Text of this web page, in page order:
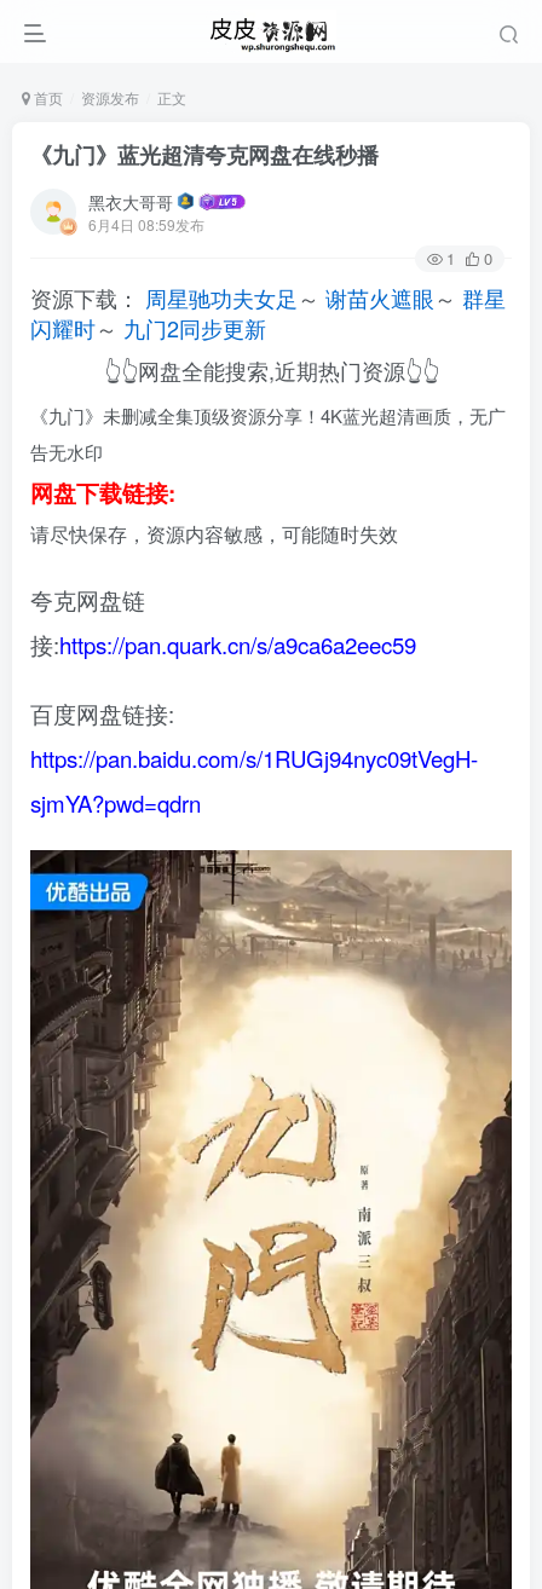
首页 资源发布 正文
《九门》蓝光超清夸克网盘在线秒播
黑衣大哥哥
6月4日 08:59发布
1 0
资源下载： 周星驰功夫女足 ～ 谢苗火遮眼～ 群星
闪耀时～ 九门2同步更新
👆👆网盘全能搜索,近期热门资源👆👆
《九门》未删减全集顶级资源分享！4K蓝光超清画质，无广
告无水印
网盘下载链接:
请尽快保存，资源内容敏感，可能随时失效
夸克网盘链
接:https://pan.quark.cn/s/a9ca6a2eec59
百度网盘链接:
https://pan.baidu.com/s/1RUGj94nyc09tVegH-
sjmYA?pwd=qdrn